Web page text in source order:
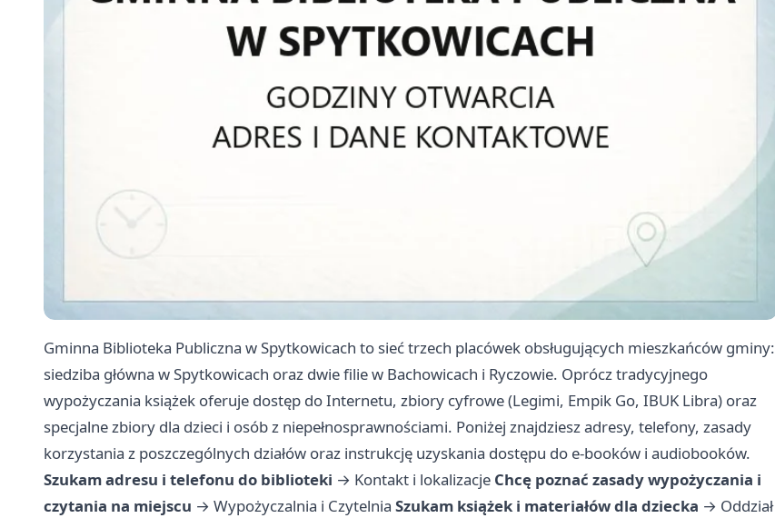
Gminna Biblioteka Publiczna w Spytkowicach to sieć trzech placówek obsługujących mieszkańców gminy:
siedziba główna w Spytkowicach oraz dwie filie w Bachowicach i Ryczowie. Oprócz tradycyjnego
wypożyczania książek oferuje dostęp do Internetu, zbiory cyfrowe (Legimi, Empik Go, IBUK Libra) oraz
specjalne zbiory dla dzieci i osób z niepełnosprawnościami. Poniżej znajdziesz adresy, telefony, zasady
korzystania z poszczególnych działów oraz instrukcję uzyskania dostępu do e-booków i audiobooków.
Szukam adresu i telefonu do biblioteki → Kontakt i lokalizacje Chcę poznać zasady wypożyczania i
czytania na miejscu → Wypożyczalnia i Czytelnia Szukam książek i materiałów dla dziecka → Oddział